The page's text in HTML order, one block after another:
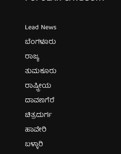
Lead News
ಬೆಂಗಳೂರು
ರಾಜ್ಯ
ತುಮಕೂರು
ರಾಷ್ಟ್ರೀಯ
ದಾವಣಗೆರೆ
ಚಿತ್ರದುರ್ಗ
ಹಾವೇರಿ
ಬಳ್ಳಾರಿ